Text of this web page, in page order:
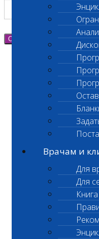
Врачам и
Для
Для
Книга
Отправить